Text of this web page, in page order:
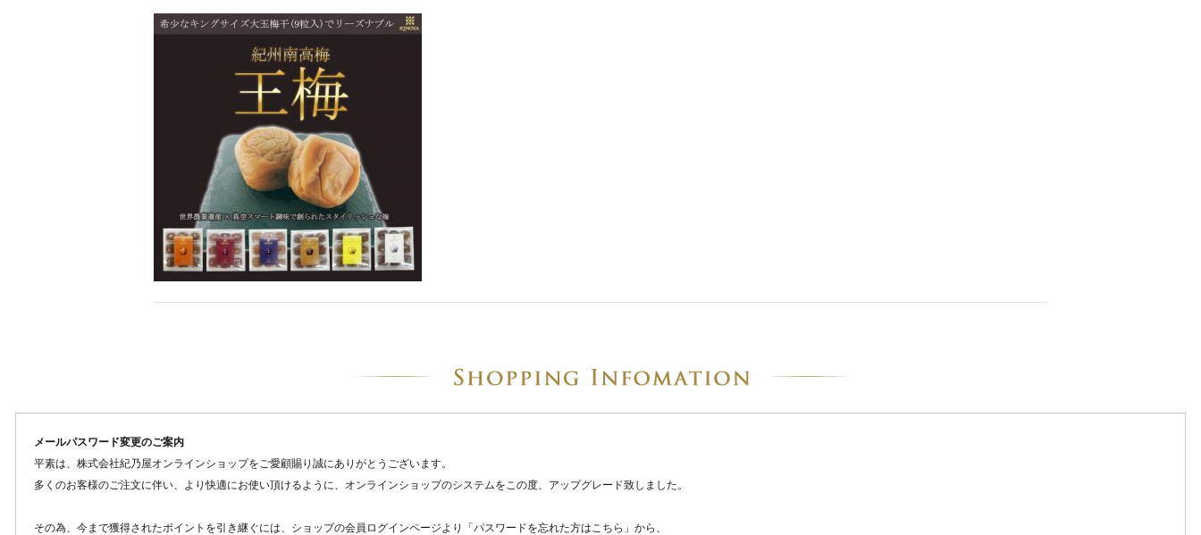
メールパスワード変更のご案内
平素は、株式会社紀乃屋オンラインショップをご愛顧賜り誠にありがとうございます。
多くのお客様のご注文に伴い、より快適にお使い頂けるように、オンラインショップのシステムをこの度、アップグレード致しました。
その為、今まで獲得されたポイントを引き継ぐには、ショップの会員ログインページより「パスワードを忘れた方はこちら」から、